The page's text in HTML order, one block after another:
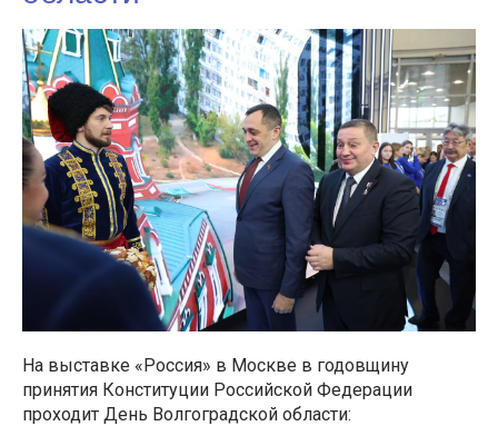
На выставке «Россия» в Москве в годовщину
принятия Конституции Российской Федерации
проходит День Волгоградской области: